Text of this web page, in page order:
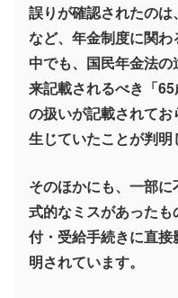
誤りが確認されたの
など、年金制度に関わ
中でも、国民年金法
来記載されるべき「65
の扱いが記載されて
生じていたことが判明
そのほかにも、一部
式的なミスがあった
付・受給手続きに直
明されています。